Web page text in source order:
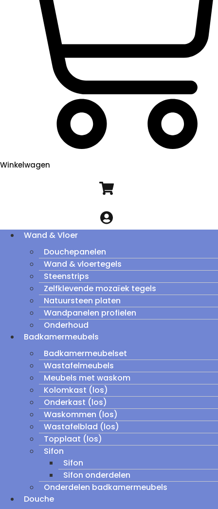
Winkelwagen
Wand & Vloer
Douchepanelen
Wand & vloertegels
Steenstrips
Zelfklevende mozaïek tegels
Natuursteen platen
Wandpanelen profielen
Onderhoud
Badkamermeubels
Badkamermeubelset
Wastafelmeubels
Meubels met waskom
Kolomkast (los)
Onderkast (los)
Waskommen (los)
Wastafelblad (los)
Topplaat (los)
Sifon
Sifon
Sifon onderdelen
Onderdelen badkamermeubels
Douche